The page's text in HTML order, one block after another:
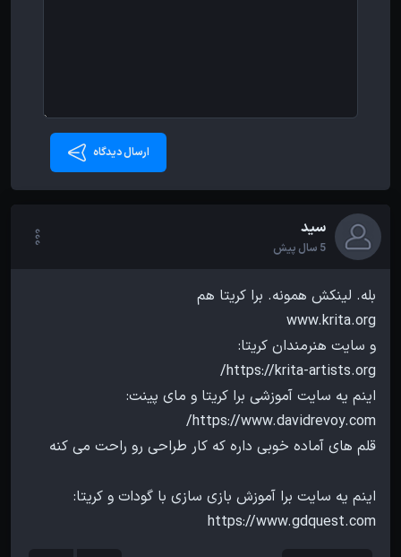
ارسال دیدگاه
سید
5 سال پیش
https://www.gdquest.com